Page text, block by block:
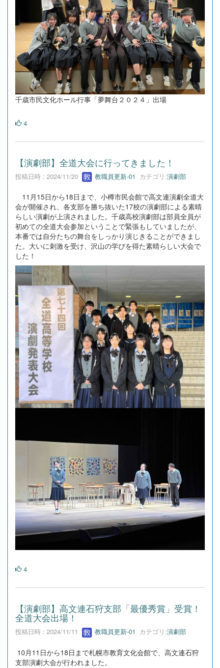
千歳市民文化ホール行事「夢舞台２０２４」出場
4
【演劇部】全道大会に行ってきました！
投稿日時 : 2024/11/20 教職員更新-01 カテゴリ:演劇部
11月15日から18日まで、小樽市民会館で高文連演劇全道大
会が開催され、各支部を勝ち抜いた17校の演劇部による素晴
らしい演劇が上演されました。千歳高校演劇部は部員全員が
初めての全道大会参加ということで緊張もしていましたが、
本番では自分たちの舞台をしっかり演じきることができまし
た。大いに刺激を受け、沢山の学びを得た素晴らしい大会で
した！
4
【演劇部】高文連石狩支部「最優秀賞」受賞！
全道大会出場！
投稿日時 : 2024/11/11 教職員更新-01 カテゴリ:演劇部
10月11日から18日まで札幌市教育文化会館で、高文連石狩
支部演劇大会が行われました。